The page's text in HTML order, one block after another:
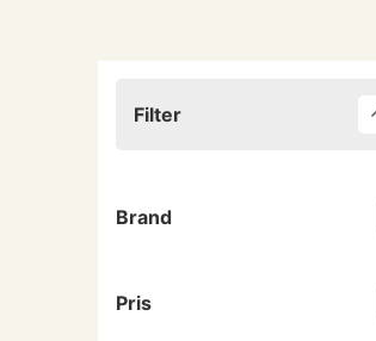
Filter
Brand
Pris